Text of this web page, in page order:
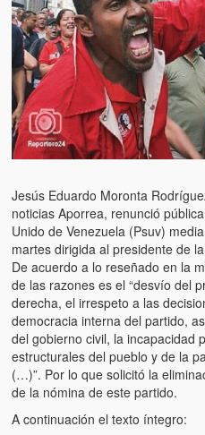
El Tipo y los Rojos en Los
Teques)
Hablé con Chavistas (I
La burla del Chavez “tan
Chavez “such a children
Venezuela)
Luis y El Mono… en armas
Puente Llaguno, Miraflores…
Radio Emisoras y canales
de Chávez hasta el 2009
Victimas del 11 de abril de
Víctimas del régimen
poder hasta el 31 de
Jesús Eduardo Moronta
noticias Aporrea, renunció
Unido de Venezuela (Psuv)
martes dirigida al presidente de
De acuerdo a lo reseñado en la
de las razones es el “desvío del
derecha, el irrespeto a las
democracia interna del partido,
del gobierno civil, la incapacidad
estructurales del pueblo y de la
(…)”. Por lo que solicitó la
de la nómina de este partido.
A continuación el texto íntegro: